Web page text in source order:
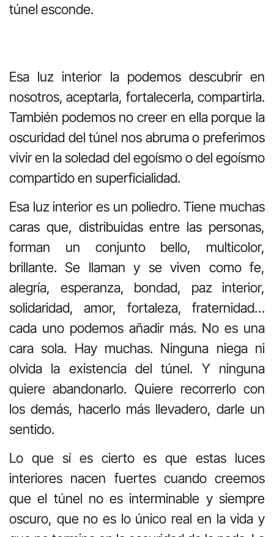
túnel esconde.
Esa luz interior la podemos descubrir en
nosotros, aceptarla, fortalecerla, compartirla.
También podemos no creer en ella porque la
oscuridad del túnel nos abruma o preferimos
vivir en la soledad del egoísmo o del egoísmo
compartido en superficialidad.
Esa luz interior es un poliedro. Tiene muchas
caras que, distribuidas entre las personas,
forman un conjunto bello, multicolor,
brillante. Se llaman y se viven como fe,
alegría, esperanza, bondad, paz interior,
solidaridad, amor, fortaleza, fraternidad…
cada uno podemos añadir más. No es una
cara sola. Hay muchas. Ninguna niega ni
olvida la existencia del túnel. Y ninguna
quiere abandonarlo. Quiere recorrerlo con
los demás, hacerlo más llevadero, darle un
sentido.
Lo que sí es cierto es que estas luces
interiores nacen fuertes cuando creemos
que el túnel no es interminable y siempre
oscuro, que no es lo único real en la vida y